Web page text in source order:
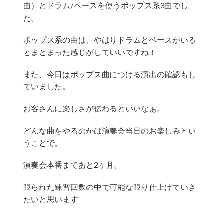
曲）とドラム/ベースを使うポップス系3曲でし
た。
ポップス系の曲は、やはりドラムとベースがいる
とまとまった感じがしていいですね！
また、今日はポップス曲につける演出の確認もし
ていました。
お客さんに楽しさが伝わるといいなぁ。
どんな曲をやるのかは演奏会当日のお楽しみとい
うことで。
演奏会本番まであと2ヶ月。
限られた練習回数の中で可能な限り仕上げていき
たいと思います！